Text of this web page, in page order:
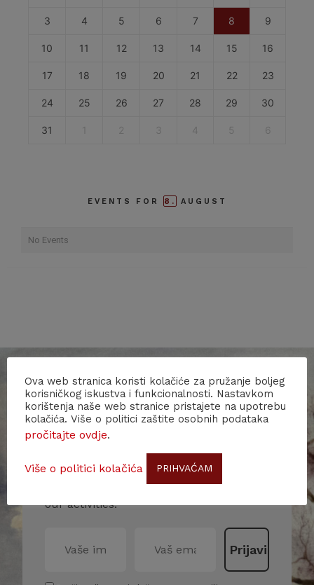
3 4 5 6 7 8 9
10 11 12 13 14 15 16
17 18 19 20 21 22 23
24 25 26 27 28 29 30
31 1 2 3 4 5 6
EVENTS FOR 8. AUGUST
No Events
Subscribe to our newsletter!
Stay up to date with our events and
receive more information about us and
our activities.
Ova web stranica koristi kolačiće za pružanje boljeg
korisničkog iskustva i funkcionalnosti. Nastavkom
korištenja naše web stranice pristajete na upotrebu
kolačića. Više o politici zaštite osobnih podataka
pročitajte ovdje.
Više o politici kolačića PRIHVAĆAM